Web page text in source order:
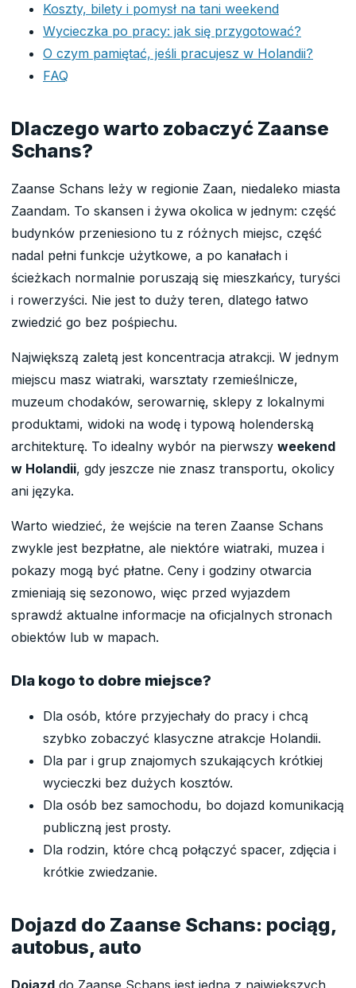
Koszty, bilety i pomysł na tani weekend
Wycieczka po pracy: jak się przygotować?
O czym pamiętać, jeśli pracujesz w Holandii?
FAQ
Dlaczego warto zobaczyć Zaanse
Schans?
Zaanse Schans leży w regionie Zaan, niedaleko miasta
Zaandam. To skansen i żywa okolica w jednym: część
budynków przeniesiono tu z różnych miejsc, część
nadal pełni funkcje użytkowe, a po kanałach i
ścieżkach normalnie poruszają się mieszkańcy, turyści
i rowerzyści. Nie jest to duży teren, dlatego łatwo
zwiedzić go bez pośpiechu.
Największą zaletą jest koncentracja atrakcji. W jednym
miejscu masz wiatraki, warsztaty rzemieślnicze,
muzeum chodaków, serowarnię, sklepy z lokalnymi
produktami, widoki na wodę i typową holenderską
architekturę. To idealny wybór na pierwszy weekend
w Holandii, gdy jeszcze nie znasz transportu, okolicy
ani języka.
Warto wiedzieć, że wejście na teren Zaanse Schans
zwykle jest bezpłatne, ale niektóre wiatraki, muzea i
pokazy mogą być płatne. Ceny i godziny otwarcia
zmieniają się sezonowo, więc przed wyjazdem
sprawdź aktualne informacje na oficjalnych stronach
obiektów lub w mapach.
Dla kogo to dobre miejsce?
Dla osób, które przyjechały do pracy i chcą
szybko zobaczyć klasyczne atrakcje Holandii.
Dla par i grup znajomych szukających krótkiej
wycieczki bez dużych kosztów.
Dla osób bez samochodu, bo dojazd komunikacją
publiczną jest prosty.
Dla rodzin, które chcą połączyć spacer, zdjęcia i
krótkie zwiedzanie.
Dojazd do Zaanse Schans: pociąg,
autobus, auto